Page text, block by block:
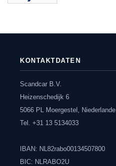
KONTAKTDATEN
Scandcar B.V.
Heizenschedijk 6
5066 PL Moergestel, Niederlande
Tel. +31 13 5134033
IBAN: NL82rabo00134507800
BIC: NLRABO2U